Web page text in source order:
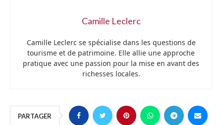
Camille Leclerc
Camille Leclerc se spécialise dans les questions de
tourisme et de patrimoine. Elle allie une approche
pratique avec une passion pour la mise en avant des
richesses locales.
PARTAGER